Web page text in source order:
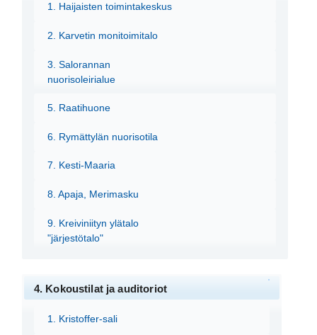
1. Haijaisten toimintakeskus
2. Karvetin monitoimitalo
3. Salorannan
nuorisoleirialue
5. Raatihuone
6. Rymättylän nuorisotila
7. Kesti-Maaria
8. Apaja, Merimasku
9. Kreiviniityn ylätalo
"järjestötalo"
4. Kokoustilat ja auditoriot
1. Kristoffer-sali